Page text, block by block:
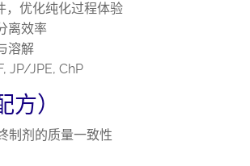
，优化纯化过程体验
离效率
溶解
JP/JPE, ChP
）
制剂的质量一致性